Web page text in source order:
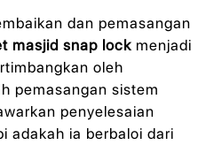
dan pemasangan
masjid snap lock menjadi
oleh
pemasangan sistem
penyelesaian
adakah ia berbaloi dari